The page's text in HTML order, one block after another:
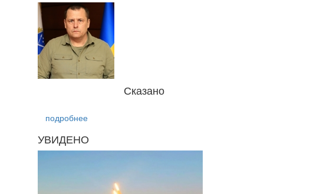
Сказано
подробнее
УВИДЕНО